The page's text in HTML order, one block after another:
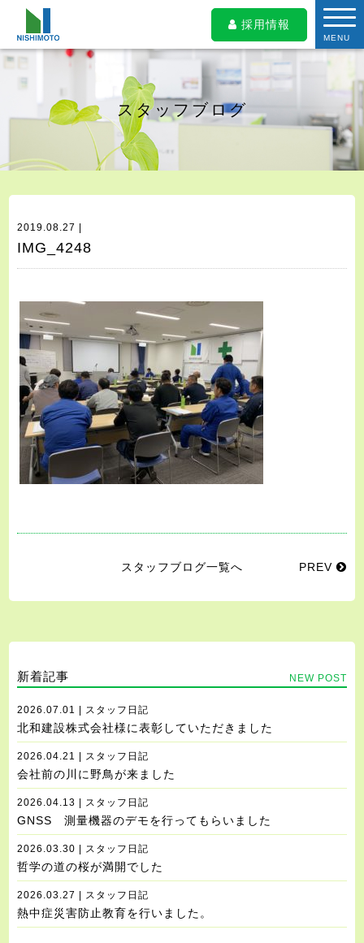
採用情報
MENU
スタッフブログ
2019.08.27 |
IMG_4248
スタッフブログ一覧へ PREV
新着記事 NEW POST
2026.07.01 | スタッフ日記
北和建設株式会社様に表彰していただきました
2026.04.21 | スタッフ日記
会社前の川に野鳥が来ました
2026.04.13 | スタッフ日記
GNSS 測量機器のデモを行ってもらいました
2026.03.30 | スタッフ日記
哲学の道の桜が満開でした
2026.03.27 | スタッフ日記
熱中症災害防止教育を行いました。